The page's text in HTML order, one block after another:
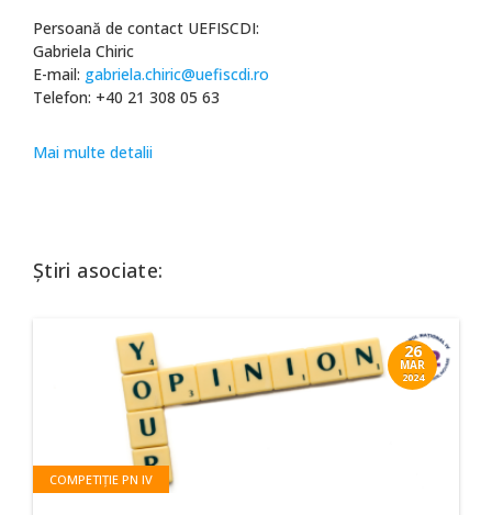
Persoană de contact UEFISCDI:
Gabriela Chiric
E-mail: gabriela.chiric@uefiscdi.ro
Telefon: +40 21 308 05 63
Mai multe detalii
Știri asociate:
26
MAR
2024
COMPETIȚIE PN IV